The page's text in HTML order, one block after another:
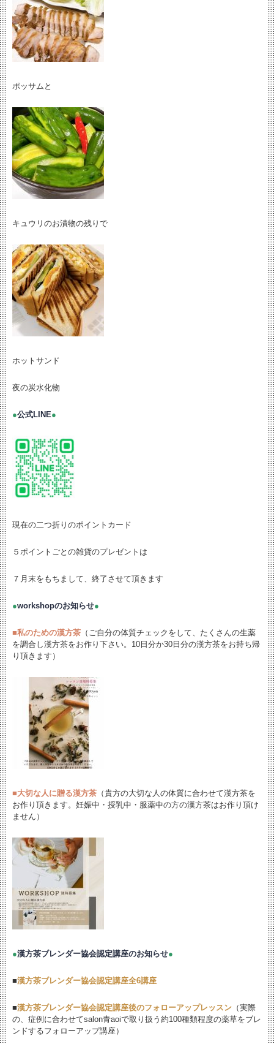
ポッサムと
キュウリのお漬物の残りで
ホットサンド
夜の炭水化物
●公式LINE●
現在の二つ折りのポイントカード
５ポイントごとの雑貨のプレゼントは
７月末をもちまして、終了させて頂きます
●workshopのお知らせ●
■私のための漢方茶 （ご自分の体質チェックをして、たくさんの生薬
を調合し漢方茶をお作り下さい。10日分か30日分の漢方茶をお持ち帰
り頂きます）
■大切な人に贈る漢方茶 （貴方の大切な人の体質に合わせて漢方茶を
お作り頂きます。妊娠中・授乳中・服薬中の方の漢方茶はお作り頂け
ません）
●漢方茶ブレンダー協会認定講座のお知らせ●
■漢方茶ブレンダー協会認定講座全6講座
■漢方茶ブレンダー協会認定講座後のフォローアップレッスン （実際
の、症例に合わせてsalon青aoiで取り扱う約100種類程度の薬草をブレ
ンドするフォローアップ講座）